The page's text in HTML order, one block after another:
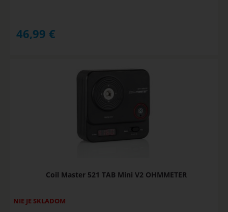
46,99 €
Coil Master 521 TAB Mini V2 OHMMETER
NIE JE SKLADOM